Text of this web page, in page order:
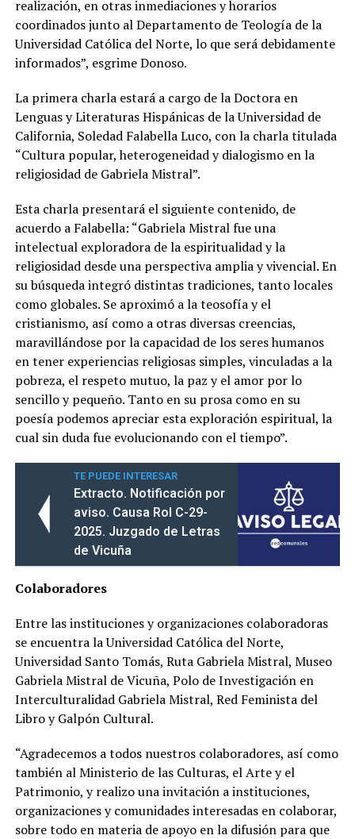
realización, en otras inmediaciones y horarios
coordinados junto al Departamento de Teología de la
Universidad Católica del Norte, lo que será debidamente
informados”, esgrime Donoso.
La primera charla estará a cargo de la Doctora en
Lenguas y Literaturas Hispánicas de la Universidad de
California, Soledad Falabella Luco, con la charla titulada
“Cultura popular, heterogeneidad y dialogismo en la
religiosidad de Gabriela Mistral”.
Esta charla presentará el siguiente contenido, de
acuerdo a Falabella: “Gabriela Mistral fue una
intelectual exploradora de la espiritualidad y la
religiosidad desde una perspectiva amplia y vivencial. En
su búsqueda integró distintas tradiciones, tanto locales
como globales. Se aproximó a la teosofía y el
cristianismo, así como a otras diversas creencias,
maravillándose por la capacidad de los seres humanos
en tener experiencias religiosas simples, vinculadas a la
pobreza, el respeto mutuo, la paz y el amor por lo
sencillo y pequeño. Tanto en su prosa como en su
poesía podemos apreciar esta exploración espiritual, la
cual sin duda fue evolucionando con el tiempo”.
TE PUEDE INTERESAR
Extracto. Notificación por
aviso. Causa Rol C-29-
2025. Juzgado de Letras
de Vicuña
Colaboradores
Entre las instituciones y organizaciones colaboradoras
se encuentra la Universidad Católica del Norte,
Universidad Santo Tomás, Ruta Gabriela Mistral, Museo
Gabriela Mistral de Vicuña, Polo de Investigación en
Interculturalidad Gabriela Mistral, Red Feminista del
Libro y Galpón Cultural.
“Agradecemos a todos nuestros colaboradores, así como
también al Ministerio de las Culturas, el Arte y el
Patrimonio, y realizo una invitación a instituciones,
organizaciones y comunidades interesadas en colaborar,
sobre todo en materia de apoyo en la difusión para que